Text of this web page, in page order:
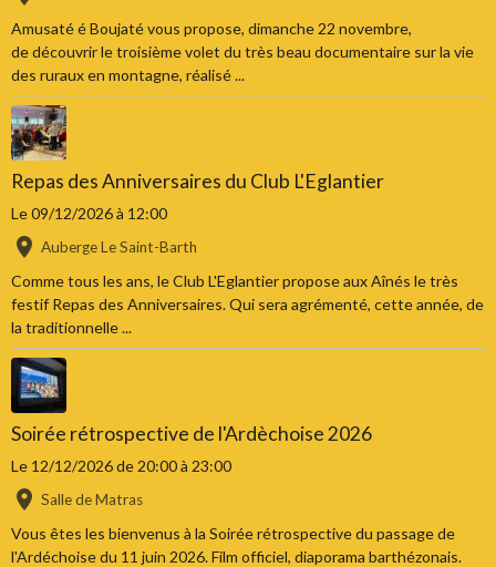
Amusaté é Boujaté vous propose, dimanche 22 novembre,
de découvrir le troisième volet du très beau documentaire sur la vie
des ruraux en montagne, réalisé ...
Repas des Anniversaires du Club L'Eglantier
Le 09/12/2026à 12:00
Auberge Le Saint-Barth
Comme tous les ans, le Club L'Eglantier propose aux Aînés le très
festif Repas des Anniversaires. Qui sera agrémenté, cette année, de
la traditionnelle ...
Soirée rétrospective de l'Ardèchoise 2026
Le 12/12/2026de 20:00à 23:00
Salle de Matras
Vous êtes les bienvenus à la Soirée rétrospective du passage de
l'Ardéchoise du 11 juin 2026. Film officiel, diaporama barthézonais.